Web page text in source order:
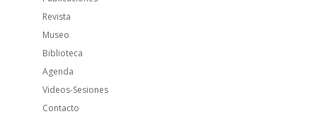
Revista
Museo
Biblioteca
Agenda
Videos-Sesiones
Contacto